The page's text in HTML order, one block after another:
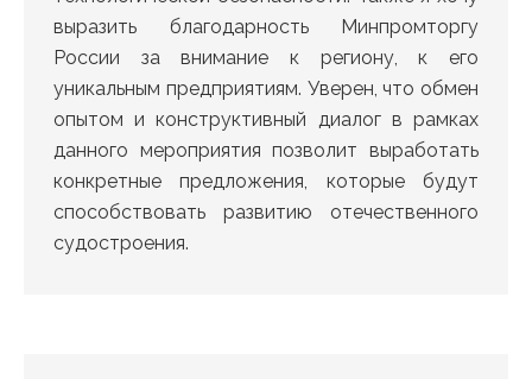
выразить благодарность Минпромторгу
России за внимание к региону, к его
уникальным предприятиям. Уверен, что обмен
опытом и конструктивный диалог в рамках
данного мероприятия позволит выработать
конкретные предложения, которые будут
способствовать развитию отечественного
судостроения.